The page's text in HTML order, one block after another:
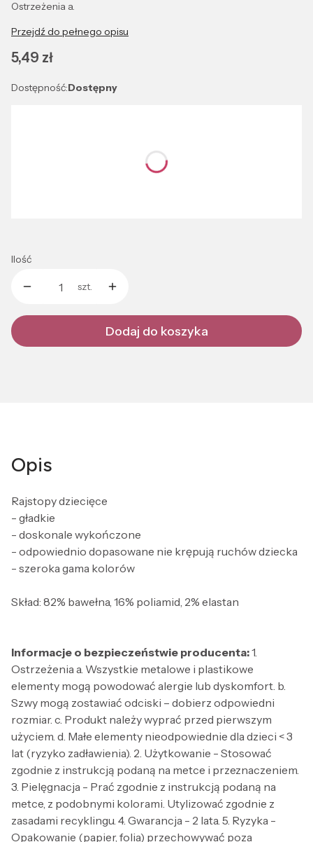
Ostrzeżenia a.
Przejdź do pełnego opisu
Cena
5,49 zł
Dostępność:Dostępny
Ilość
szt.
Dodaj do koszyka
Opis
Rajstopy dziecięce
- gładkie
- doskonale wykończone
- odpowiednio dopasowane nie krępują ruchów dziecka
- szeroka gama kolorów
Skład: 82% bawełna, 16% poliamid, 2% elastan
Informacje o bezpieczeństwie producenta:1.
Ostrzeżenia a. Wszystkie metalowe i plastikowe
elementy mogą powodować alergie lub dyskomfort. b.
Szwy mogą zostawiać odciski – dobierz odpowiedni
rozmiar. c. Produkt należy wyprać przed pierwszym
użyciem. d. Małe elementy nieodpowiednie dla dzieci < 3
lat (ryzyko zadławienia). 2. Użytkowanie - Stosować
zgodnie z instrukcją podaną na metce i przeznaczeniem.
3. Pielęgnacja - Prać zgodnie z instrukcją podaną na
metce, z podobnymi kolorami. Utylizować zgodnie z
zasadami recyklingu. 4. Gwarancja - 2 lata. 5. Ryzyka -
Opakowanie (papier, folia) przechowywać poza